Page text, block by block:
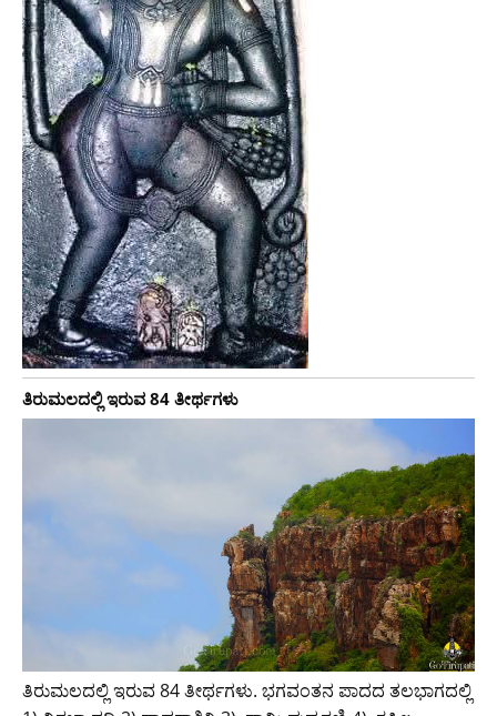
ತಿರುಮಲದಲ್ಲಿ ಇರುವ 84 ತೀರ್ಥಗಳು
ತಿರುಮಲದಲ್ಲಿ ಇರುವ 84 ತೀರ್ಥಗಳು. ಭಗವಂತನ ಪಾದದ ತಲಭಾಗದಲ್ಲಿ